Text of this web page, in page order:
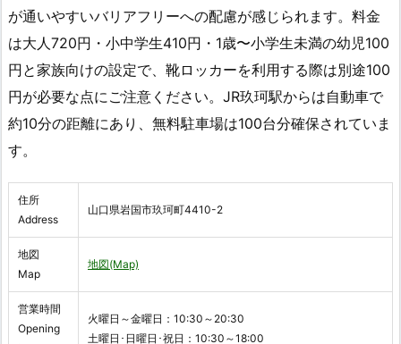
が通いやすいバリアフリーへの配慮が感じられます。料金
は大人720円・小中学生410円・1歳〜小学生未満の幼児100
円と家族向けの設定で、靴ロッカーを利用する際は別途100
円が必要な点にご注意ください。JR玖珂駅からは自動車で
約10分の距離にあり、無料駐車場は100台分確保されていま
す。
住所
Address
山口県岩国市玖珂町4410-2
地図
Map
地図(Map)
営業時間
Opening
火曜日～金曜日：10:30～20:30
土曜日･日曜日･祝日：10:30～18:00